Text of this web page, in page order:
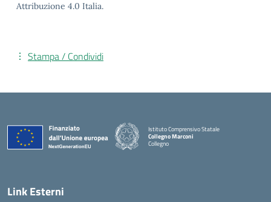
Attribuzione 4.0 Italia.
Stampa / Condividi
Istituto Comprensivo Statale
Collegno Marconi
Collegno
Link Esterni